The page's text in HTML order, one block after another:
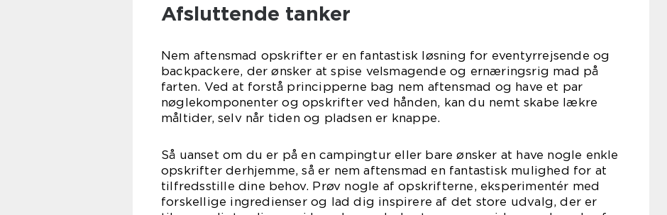
Afsluttende tanker
Nem aftensmad opskrifter er en fantastisk løsning for eventyrrejsende og
backpackere, der ønsker at spise velsmagende og ernæringsrig mad på
farten. Ved at forstå principperne bag nem aftensmad og have et par
nøglekomponenter og opskrifter ved hånden, kan du nemt skabe lækre
måltider, selv når tiden og pladsen er knappe.
Så uanset om du er på en campingtur eller bare ønsker at have nogle enkle
opskrifter derhjemme, så er nem aftensmad en fantastisk mulighed for at
tilfredsstille dine behov. Prøv nogle af opskrifterne, eksperimentér med
forskellige ingredienser og lad dig inspirere af det store udvalg, der er